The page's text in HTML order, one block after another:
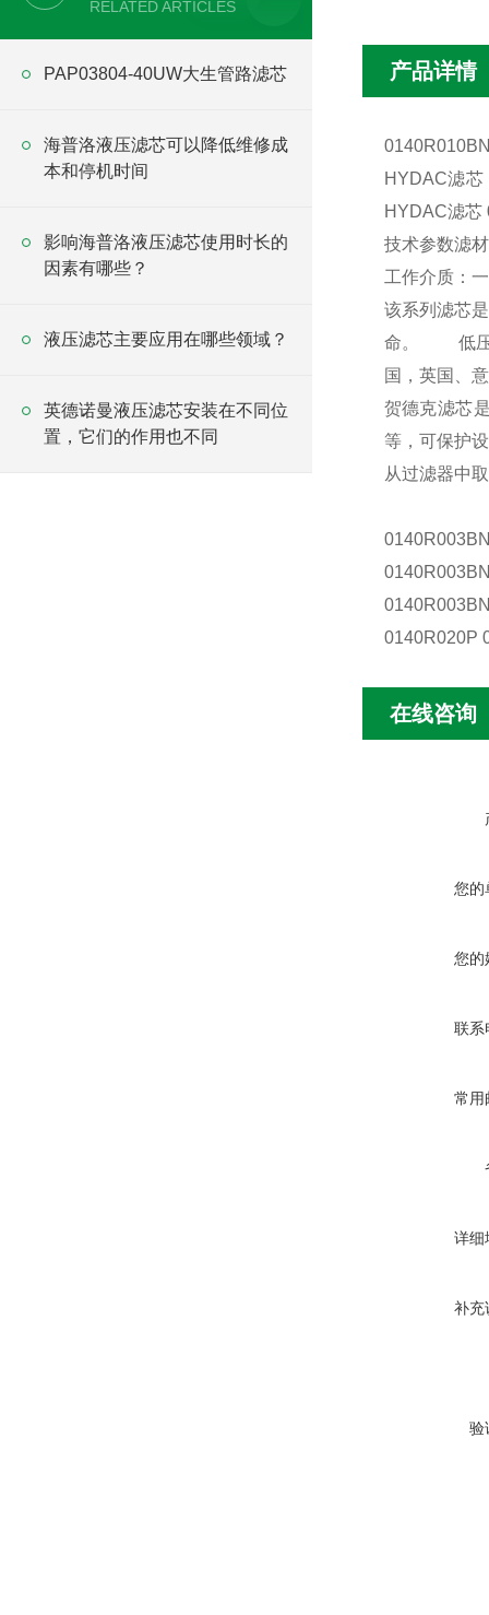
RELATED ARTICLES
PAP03804-40UW大生管路滤芯
海普洛液压滤芯可以降低维修成
本和停机时间
影响海普洛液压滤芯使用时长的
因素有哪些？
液压滤芯主要应用在哪些领域？
英德诺曼液压滤芯安装在不同位
置，它们的作用也不同
产品详情
HYDAC滤
HYDAC滤芯
技术参数滤
工作介质：
该系列滤芯
命。 低压
国，英国、
贺德克滤芯
等，可保护
从过滤器中
0140R020P
在线咨询
您的
您的
联系
常用
详细
补充
验